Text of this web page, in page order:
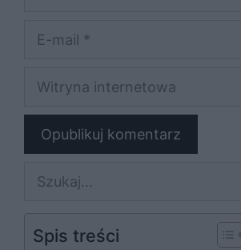
Witryna
Szukaj
Spis treści